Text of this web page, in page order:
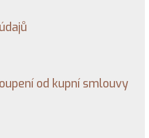
od kupní smlouvy